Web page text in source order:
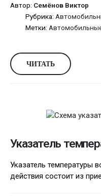
Автор: Семёнов Виктор
Рубрика:
Метки:
ЧИТАТЬ
Указатель
Указатель температуры
действия состоит из